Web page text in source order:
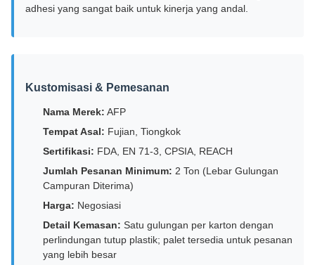
adhesi yang sangat baik untuk kinerja yang andal.
Kustomisasi & Pemesanan
Nama Merek: AFP
Tempat Asal: Fujian, Tiongkok
Sertifikasi: FDA, EN 71-3, CPSIA, REACH
Jumlah Pesanan Minimum: 2 Ton (Lebar Gulungan
Campuran Diterima)
Harga: Negosiasi
Detail Kemasan: Satu gulungan per karton dengan
perlindungan tutup plastik; palet tersedia untuk pesanan
yang lebih besar